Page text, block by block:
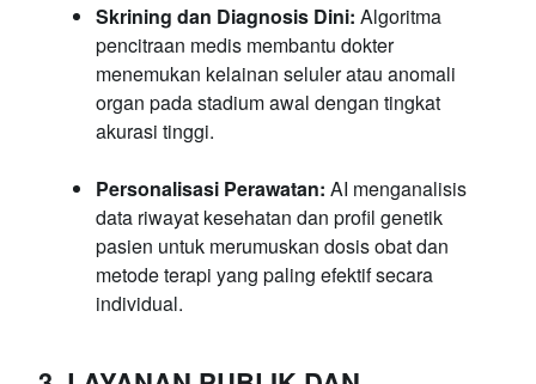
Skrining dan Diagnosis Dini: Algoritma
pencitraan medis membantu dokter
menemukan kelainan seluler atau anomali
organ pada stadium awal dengan tingkat
akurasi tinggi.
Personalisasi Perawatan: AI menganalisis
data riwayat kesehatan dan profil genetik
pasien untuk merumuskan dosis obat dan
metode terapi yang paling efektif secara
individual.